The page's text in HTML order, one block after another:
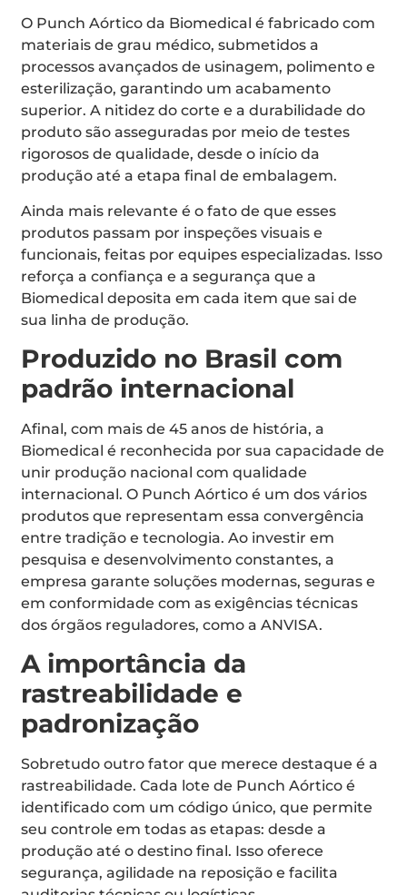
O Punch Aórtico da Biomedical é fabricado com
materiais de grau médico, submetidos a
processos avançados de usinagem, polimento e
esterilização, garantindo um acabamento
superior. A nitidez do corte e a durabilidade do
produto são asseguradas por meio de testes
rigorosos de qualidade, desde o início da
produção até a etapa final de embalagem.
Ainda mais relevante é o fato de que esses
produtos passam por inspeções visuais e
funcionais, feitas por equipes especializadas. Isso
reforça a confiança e a segurança que a
Biomedical deposita em cada item que sai de
sua linha de produção.
Produzido no Brasil com
padrão internacional
Afinal, com mais de 45 anos de história, a
Biomedical é reconhecida por sua capacidade de
unir produção nacional com qualidade
internacional. O Punch Aórtico é um dos vários
produtos que representam essa convergência
entre tradição e tecnologia. Ao investir em
pesquisa e desenvolvimento constantes, a
empresa garante soluções modernas, seguras e
em conformidade com as exigências técnicas
dos órgãos reguladores, como a ANVISA.
A importância da
rastreabilidade e
padronização
Sobretudo outro fator que merece destaque é a
rastreabilidade. Cada lote de Punch Aórtico é
identificado com um código único, que permite
seu controle em todas as etapas: desde a
produção até o destino final. Isso oferece
segurança, agilidade na reposição e facilita